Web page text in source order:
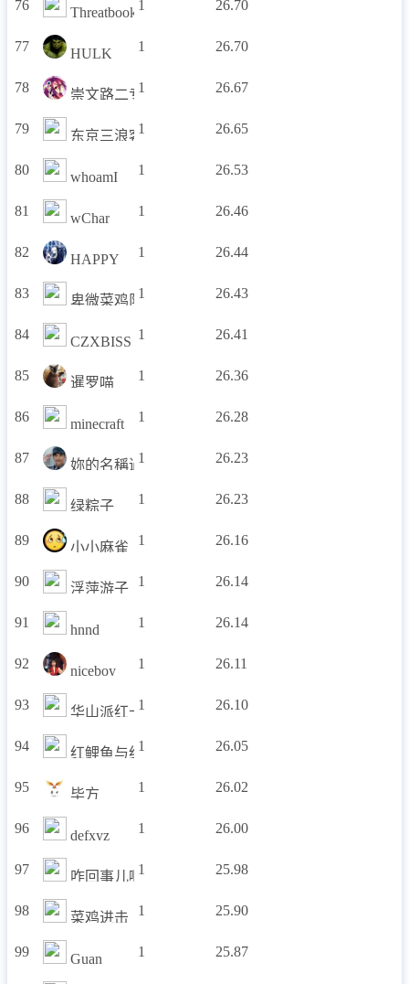
76 Threatbook 1 26.70
77 HULK 1 26.70
78 崇文路二专
1 26.67
79 东京三浪客
1 26.65
80 whoamI 1 26.53
81 wChar 1 26.46
82 HAPPY 1 26.44
83 卑微菜鸡队
1 26.43
84 CZXBISS 1 26.41
85 暹罗喵 1 26.36
86 minecraft 1 26.28
87 妳的名稱過長
1 26.23
88 绿粽子 1 26.23
89 小小麻雀 1 26.16
90 浮萍游子 1 26.14
91 hnnd 1 26.14
92 niceboy_ 1 26.11
93 华山派红十字会
1 26.10
94 红鲤鱼与红鲤鱼
1 26.05
95 毕方 1 26.02
96 defxyz 1 26.00
97 咋回事儿啊?
1 25.98
98 菜鸡进击 1 25.90
99 Guan 1 25.87